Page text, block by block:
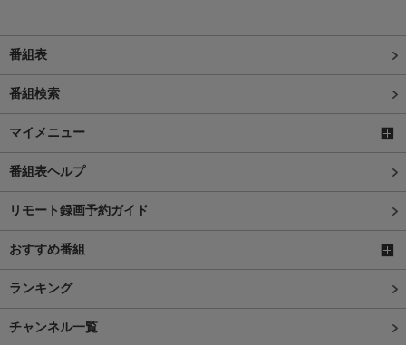
番組表
番組検索
マイメニュー
番組表ヘルプ
リモート録画予約ガイド
おすすめ番組
ランキング
チャンネル一覧